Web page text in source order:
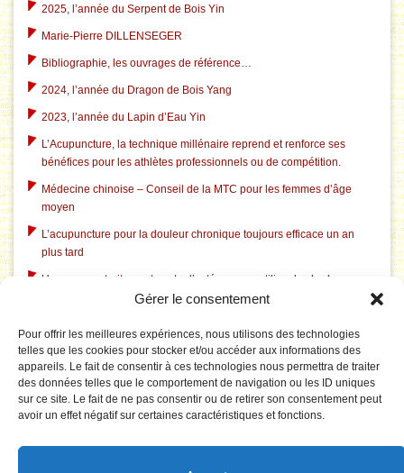
Gérer le consentement
Pour offrir les meilleures expériences, nous utilisons des technologies
telles que les cookies pour stocker et/ou accéder aux informations des
appareils. Le fait de consentir à ces technologies nous permettra de traiter
des données telles que le comportement de navigation ou les ID uniques
sur ce site. Le fait de ne pas consentir ou de retirer son consentement peut
avoir un effet négatif sur certaines caractéristiques et fonctions.
2025, l’année du Serpent de Bois Yin
Marie-Pierre DILLENSEGER
Bibliographie, les ouvrages de référence…
2024, l’année du Dragon de Bois Yang
2023, l’année du Lapin d’Eau Yin
L’Acupuncture, la technique millénaire reprend et renforce ses
bénéfices pour les athlètes professionnels ou de compétition.
Médecine chinoise – Conseil de la MTC pour les femmes d’âge
moyen
L’acupuncture pour la douleur chronique toujours efficace un an
plus tard
Un nouveau traitement contre l’ostéoporose utilise des herbes
chinoises traditionnelles
L’acupuncture aide à l’insomnie liée à la dépression
L’acupuncture corrige le système électrique pathologique du
cerveau dans le syndrome du canal carpien
Le Tai Chi est rentable pour prévenir les chutes chez les personnes
La puncture du 3F réduit la tension artérielle par effet sur le réseau